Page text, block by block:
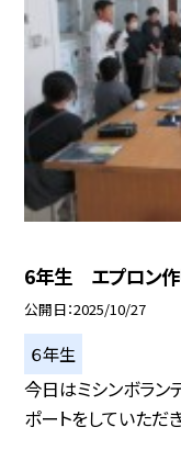
6年生 エプロン作
公開日 2025/10/27
６年生
今日はミシンボラン
ポートをしていただ